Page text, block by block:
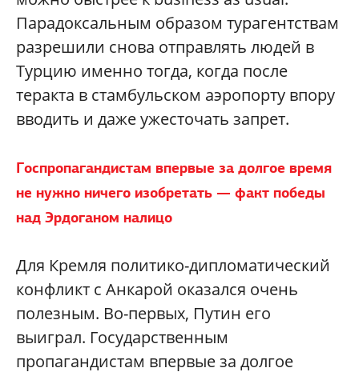
Парадоксальным образом турагентствам
разрешили снова отправлять людей в
Турцию именно тогда, когда после
теракта в стамбульском аэропорту впору
вводить и даже ужесточать запрет.
Госпропагандистам впервые за долгое время
не нужно ничего изобретать — факт победы
над Эрдоганом налицо
Для Кремля политико-дипломатический
конфликт с Анкарой оказался очень
полезным. Во-первых, Путин его
выиграл. Государственным
пропагандистам впервые за долгое